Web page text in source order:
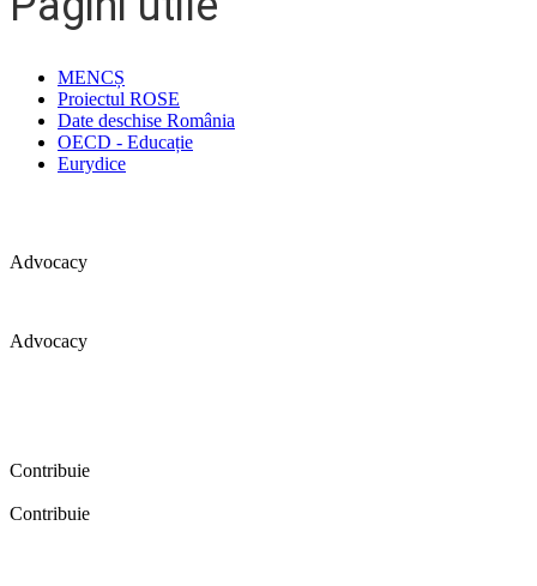
MENCȘ
Proiectul ROSE
Date deschise România
OECD - Educație
Eurydice
Advocacy
Advocacy
Contribuie
Contribuie